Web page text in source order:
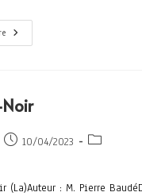
Noir
10/04/2023
(La)Auteur : M. Pierre